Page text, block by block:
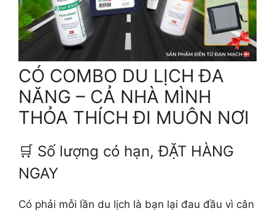
CÓ COMBO DU LỊCH ĐA
NĂNG – CẢ NHÀ MÌNH
THỎA THÍCH ĐI MUÔN NƠI
🛒 Số lượng có hạn, ĐẶT HÀNG
NGAY
Có phải mỗi lần du lịch là bạn lại đau đầu vì cân